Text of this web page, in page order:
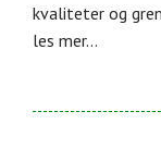
kvaliteter og
les mer...